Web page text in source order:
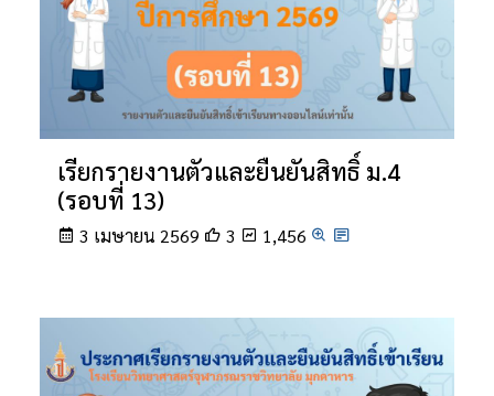
เรียกรายงานตัวและยืนยันสิทธิ์ ม.4
(รอบที่ 13)
3 เมษายน 2569 3 1,456